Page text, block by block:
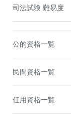
司法試験 難易度
公的資格一覧
民間資格一覧
任用資格一覧